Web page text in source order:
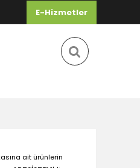
E-Hizmetler
ait ürünlerin